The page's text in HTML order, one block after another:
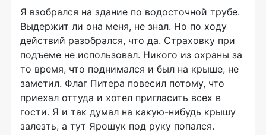
Я взобрался на здание по водосточной трубе.
Выдержит ли она меня, не знал. Но по ходу
действий разобрался, что да. Страховку при
подъеме не использовал. Никого из охраны за
то время, что поднимался и был на крыше, не
заметил. Флаг Питера повесил потому, что
приехал оттуда и хотел пригласить всех в
гости. Я и так думал на какую-нибудь крышу
залезть, а тут Ярошук под руку попался.